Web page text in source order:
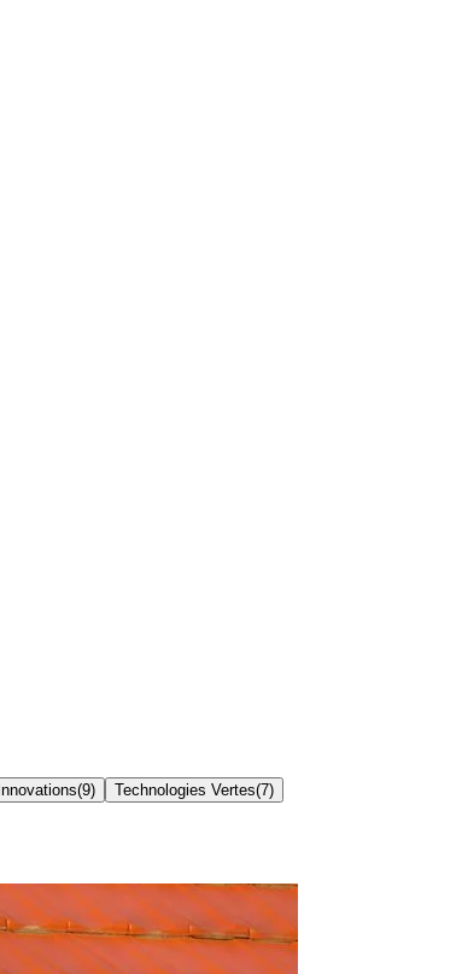
Innovations(9) Technologies Vertes(7)